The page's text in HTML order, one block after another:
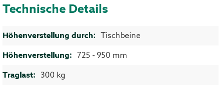
Technische Details
Mehr Informationen
Tischbeine
725 - 950 mm
300 kg